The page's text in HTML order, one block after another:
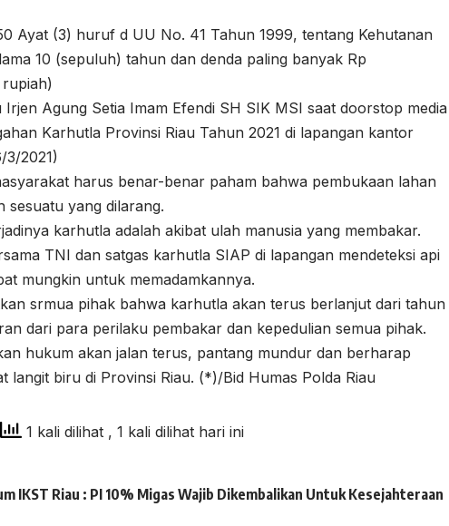
Ayat (3) huruf d UU No. 41 Tahun 1999, tentang Kehutanan
10 (sepuluh) tahun dan denda paling banyak Rp
Irjen Agung Setia Imam Efendi SH SIK MSI saat doorstop media
Karhutla Provinsi Riau Tahun 2021 di lapangan kantor
3/2021)
harus benar-benar paham bahwa pembukaan lahan
sesuatu yang dilarang.
karhutla adalah akibat ulah manusia yang membakar.
TNI dan satgas karhutla SIAP di lapangan mendeteksi api
mungkin untuk memadamkannya.
srmua pihak bahwa karhutla akan terus berlanjut dari tahun
dari para perilaku pembakar dan kepedulian semua pihak.
hukum akan jalan terus, pantang mundur dan berharap
langit biru di Provinsi Riau. (*)/Bid Humas Polda Riau
1 kali dilihat , 1 kali dilihat hari ini
IKST Riau : PI 10% Migas Wajib Dikembalikan Untuk Kesejahteraan